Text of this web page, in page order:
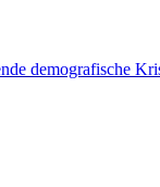
demografische